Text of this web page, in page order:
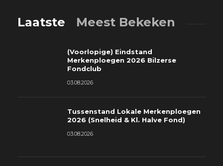
Laatste Meest Bekeken
(Voorlopige) Eindstand
Merkenploegen 2026 Bilzerse
Fondclub
03.08.2026
Tussenstand Lokale Merkenploegen
2026 (Snelheid & Kl. Halve Fond)
03.08.2026